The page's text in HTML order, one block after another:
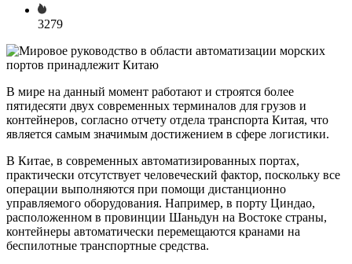
3279
В мире на данный момент работают и строятся более
пятидесяти двух современных терминалов для грузов и
контейнеров, согласно отчету отдела транспорта Китая, что
является самым значимым достижением в сфере логистики.
В Китае, в современных автоматизированных портах,
практически отсутствует человеческий фактор, поскольку все
операции выполняются при помощи дистанционно
управляемого оборудования. Например, в порту Циндао,
расположенном в провинции Шаньдун на Востоке страны,
контейнеры автоматически перемещаются кранами на
беспилотные транспортные средства.